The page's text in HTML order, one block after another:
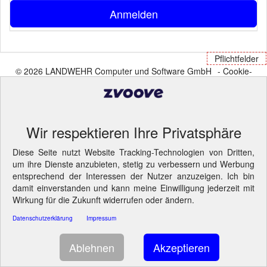
Anmelden
Pflichtfelder
© 2026 LANDWEHR Computer und Software GmbH - Cookie-
Wir respektieren Ihre Privatsphäre
Diese Seite nutzt Website Tracking-Technologien von Dritten,
um ihre Dienste anzubieten, stetig zu verbessern und Werbung
entsprechend der Interessen der Nutzer anzuzeigen. Ich bin
damit einverstanden und kann meine Einwilligung jederzeit mit
Wirkung für die Zukunft widerrufen oder ändern.
Datenschutzerklärung Impressum
Ablehnen Akzeptieren